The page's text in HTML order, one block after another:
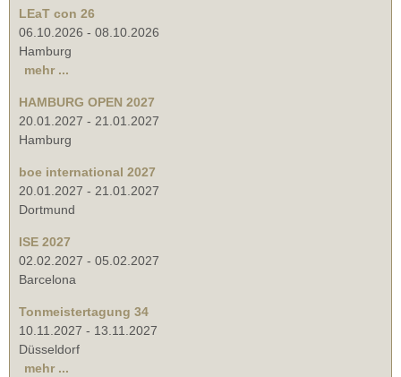
LEaT con 26
06.10.2026 - 08.10.2026
Hamburg
mehr ...
HAMBURG OPEN 2027
20.01.2027 - 21.01.2027
Hamburg
boe international 2027
20.01.2027 - 21.01.2027
Dortmund
ISE 2027
02.02.2027 - 05.02.2027
Barcelona
Tonmeistertagung 34
10.11.2027 - 13.11.2027
Düsseldorf
mehr ...